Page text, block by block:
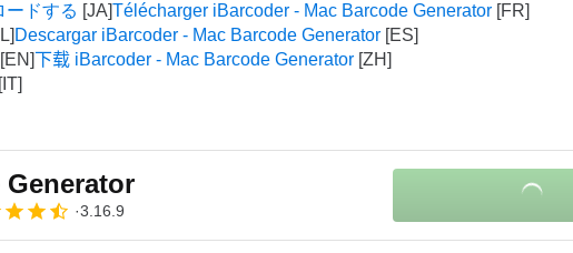
ードする
Télécharger iBarcoder - Mac Barcode Generator
Descargar iBarcoder - Mac Barcode Generator
下载 iBarcoder - Mac Barcode Generator
3.16.9